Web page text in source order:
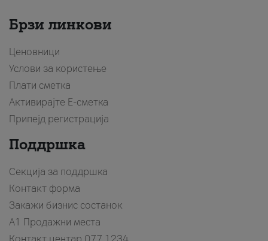
Брзи линкови
Ценовници
Услови за користење
Плати сметка
Активирајте Е-сметка
Припејд регистрација
Поддршка
Секција за поддршка
Контакт форма
Закажи бизнис состанок
A1 Продажни места